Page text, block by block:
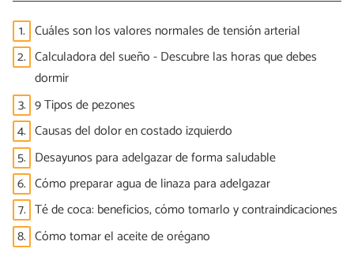
1. Cuáles son los valores normales de tensión arterial
2. Calculadora del sueño - Descubre las horas que debes
dormir
3. 9 Tipos de pezones
4. Causas del dolor en costado izquierdo
5. Desayunos para adelgazar de forma saludable
6. Cómo preparar agua de linaza para adelgazar
7. Té de coca: beneficios, cómo tomarlo y contraindicaciones
8. Cómo tomar el aceite de orégano